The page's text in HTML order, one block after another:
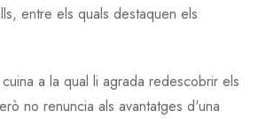
entre els quals destaquen els
a la qual li agrada redescobrir els
no renuncia als avantatges d'una